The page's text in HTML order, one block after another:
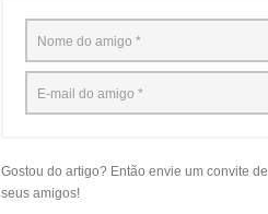
Gostou do artigo? Então envie um convite
seus amigos!